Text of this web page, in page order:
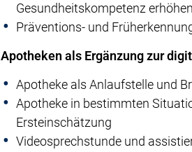
Gesundheitskompetenz
Präventions- und
Apotheken als Ergänzung zur
Apotheke als Anlaufstelle und
Apotheke in bestimmten
Ersteinschätzung
Videosprechstunde und